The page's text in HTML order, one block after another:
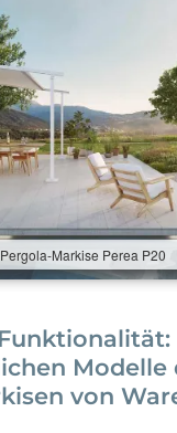
Pergola-Markise Perea P20
Modelle
von